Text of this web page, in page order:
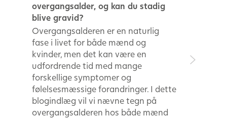
overgangsalder, og kan du stadig
blive gravid?
Overgangsalderen er en naturlig
fase i livet for både mænd og
kvinder, men det kan være en
udfordrende tid med mange
forskellige symptomer og
følelsesmæssige forandringer. I dette
blogindlæg vil vi nævne tegn på
overgangsalderen hos både mænd